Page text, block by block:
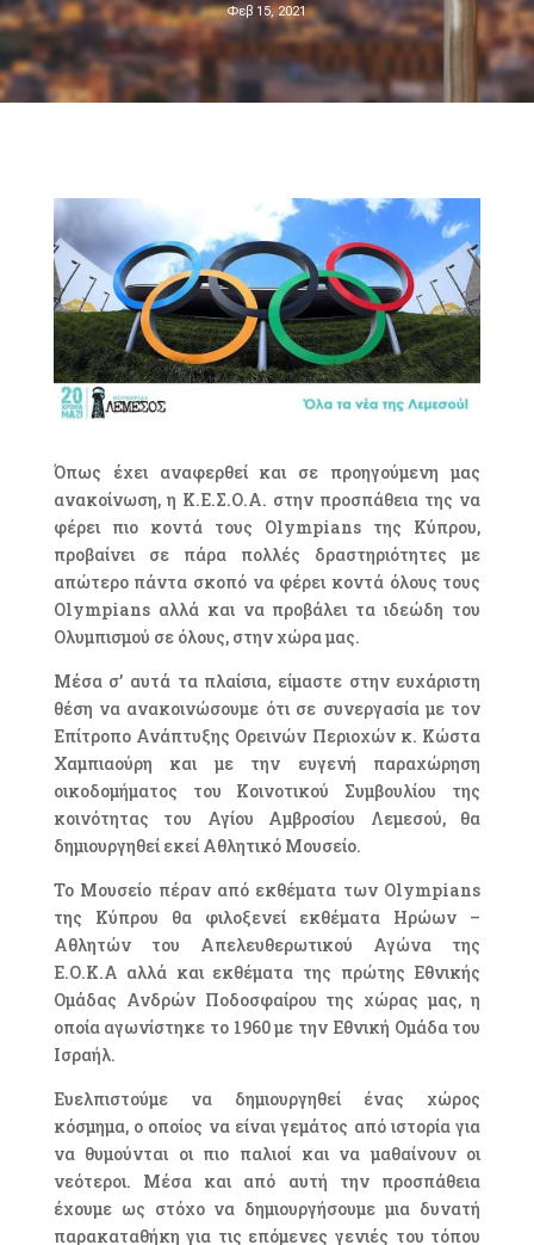
Φεβ 15, 2021
Όπως έχει αναφερθεί και σε προηγούμενη μας
ανακοίνωση, η Κ.Ε.Σ.Ο.Α. στην προσπάθεια της να
φέρει πιο κοντά τους Olympians της Κύπρου,
προβαίνει σε πάρα πολλές δραστηριότητες με
απώτερο πάντα σκοπό να φέρει κοντά όλους τους
Olympians αλλά και να προβάλει τα ιδεώδη του
Ολυμπισμού σε όλους, στην χώρα μας.
Μέσα σ’ αυτά τα πλαίσια, είμαστε στην ευχάριστη
θέση να ανακοινώσουμε ότι σε συνεργασία με τον
Επίτροπο Ανάπτυξης Ορεινών Περιοχών κ. Κώστα
Χαμπιαούρη και με την ευγενή παραχώρηση
οικοδομήματος του Κοινοτικού Συμβουλίου της
κοινότητας του Αγίου Αμβροσίου Λεμεσού, θα
δημιουργηθεί εκεί Αθλητικό Μουσείο.
Το Μουσείο πέραν από εκθέματα των Olympians
της Κύπρου θα φιλοξενεί εκθέματα Ηρώων –
Αθλητών του Απελευθερωτικού Αγώνα της
Ε.Ο.Κ.Α αλλά και εκθέματα της πρώτης Εθνικής
Ομάδας Ανδρών Ποδοσφαίρου της χώρας μας, η
οποία αγωνίστηκε το 1960 με την Εθνική Ομάδα του
Ισραήλ.
Ευελπιστούμε να δημιουργηθεί ένας χώρος
κόσμημα, ο οποίος να είναι γεμάτος από ιστορία για
να θυμούνται οι πιο παλιοί και να μαθαίνουν οι
νεότεροι. Μέσα και από αυτή την προσπάθεια
έχουμε ως στόχο να δημιουργήσουμε μια δυνατή
παρακαταθήκη για τις επόμενες γενιές του τόπου